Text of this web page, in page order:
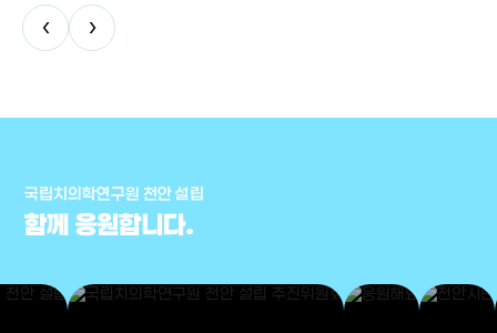
‹ ›
국립치의학연구원 천안 설립
함께 응원합니다.